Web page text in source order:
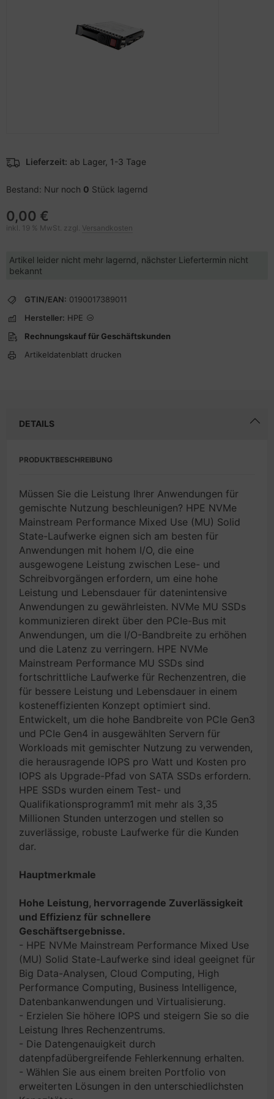
Lieferzeit: ab Lager, 1-3 Tage
Bestand: Nur noch 0 Stück lagernd
0,00 €
inkl. 19 % MwSt. zzgl. Versandkosten
Artikel leider nicht mehr lagernd, nächster Liefertermin nicht
bekannt
GTIN/EAN: 0190017389011
Hersteller: HPE
Rechnungskauf für Geschäftskunden
Artikeldatenblatt drucken
DETAILS
PRODUKTBESCHREIBUNG
Müssen Sie die Leistung Ihrer Anwendungen für
gemischte Nutzung beschleunigen? HPE NVMe
Mainstream Performance Mixed Use (MU) Solid
State-Laufwerke eignen sich am besten für
Anwendungen mit hohem I/O, die eine
ausgewogene Leistung zwischen Lese- und
Schreibvorgängen erfordern, um eine hohe
Leistung und Lebensdauer für datenintensive
Anwendungen zu gewährleisten. NVMe MU SSDs
kommunizieren direkt über den PCIe-Bus mit
Anwendungen, um die I/O-Bandbreite zu erhöhen
und die Latenz zu verringern. HPE NVMe
Mainstream Performance MU SSDs sind
fortschrittliche Laufwerke für Rechenzentren, die
für bessere Leistung und Lebensdauer in einem
kosteneffizienten Konzept optimiert sind.
Entwickelt, um die hohe Bandbreite von PCIe Gen3
und PCIe Gen4 in ausgewählten Servern für
Workloads mit gemischter Nutzung zu verwenden,
die herausragende IOPS pro Watt und Kosten pro
IOPS als Upgrade-Pfad von SATA SSDs erfordern.
HPE SSDs wurden einem Test- und
Qualifikationsprogramm1 mit mehr als 3,35
Millionen Stunden unterzogen und stellen so
zuverlässige, robuste Laufwerke für die Kunden
dar.
Hauptmerkmale
Hohe Leistung, hervorragende Zuverlässigkeit
und Effizienz für schnellere
Geschäftsergebnisse.
- HPE NVMe Mainstream Performance Mixed Use
(MU) Solid State-Laufwerke sind ideal geeignet für
Big Data-Analysen, Cloud Computing, High
Performance Computing, Business Intelligence,
Datenbankanwendungen und Virtualisierung.
- Erzielen Sie höhere IOPS und steigern Sie so die
Leistung Ihres Rechenzentrums.
- Die Datengenauigkeit durch
datenpfadübergreifende Fehlerkennung erhalten.
- Wählen Sie aus einem breiten Portfolio von
erweiterten Lösungen in den unterschiedlichsten
und Navigation
Zubehör
Mobiltelefone
Netzwerkgeräte
& Tragebehältnisse
Tinten Minen